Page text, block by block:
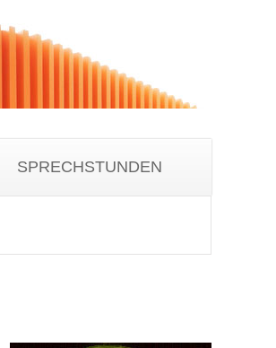
SPRECHSTUNDEN